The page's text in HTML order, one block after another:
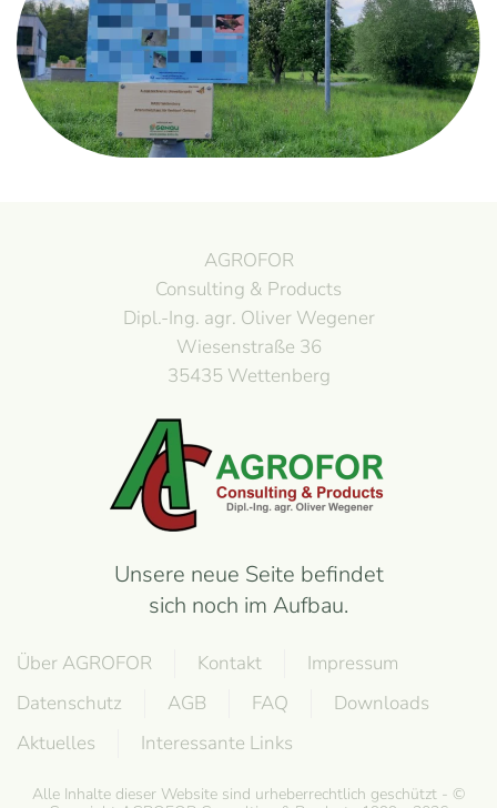
AGROFOR
Consulting & Products
Dipl.-Ing. agr. Oliver Wegener
Wiesenstraße 36
35435 Wettenberg
Unsere neue Seite befindet
sich noch im Aufbau.
Über AGROFOR Kontakt
Impressum
Datenschutz
AGB FAQ
Downloads
Aktuelles
Interessante Links
Alle Inhalte dieser Website sind urheberrechtlich geschützt - ©